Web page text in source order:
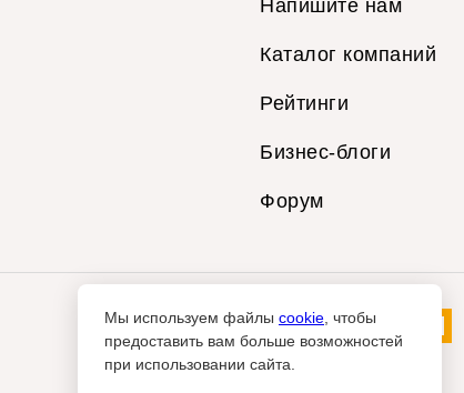
Напишите нам
Каталог компаний
Рейтинги
Бизнес-блоги
Форум
Мы используем файлы cookie , чтобы
предоставить вам больше возможностей
при использовании сайта.